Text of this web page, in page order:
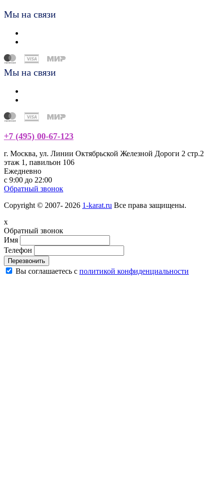
Мы на связи
Мы на связи
+7 (495) 00-67-123
г. Москва, ул. Линии Октябрьской Железной Дороги 2 стр.2
этаж 1, павильон 106
Ежедневно
с 9:00 до 22:00
Обратный звонок
Copyright © 2007- 2026 1-karat.ru Все права защищены.
x
Обратный звонок
Имя
Телефон
Перезвонить
Вы соглашаетесь с политикой конфиденциальности